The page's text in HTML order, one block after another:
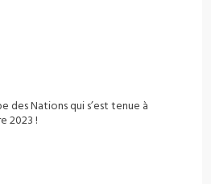
des Nations qui s’est tenue à
2023 !